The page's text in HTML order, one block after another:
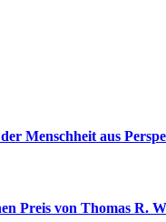
Menschheit aus
Preis von Thomas R.